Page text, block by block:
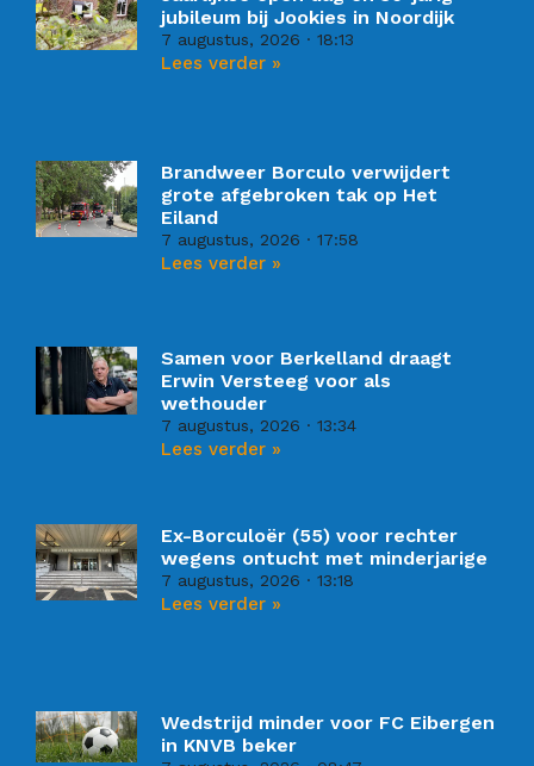
jubileum bij Jookies in Noordijk
7 augustus, 2026 18:13
Lees verder »
Brandweer Borculo verwijdert
grote afgebroken tak op Het
Eiland
7 augustus, 2026 17:58
Lees verder »
Samen voor Berkelland draagt
Erwin Versteeg voor als
wethouder
7 augustus, 2026 13:34
Lees verder »
Ex-Borculoër (55) voor rechter
wegens ontucht met minderjarige
7 augustus, 2026 13:18
Lees verder »
Wedstrijd minder voor FC Eibergen
in KNVB beker